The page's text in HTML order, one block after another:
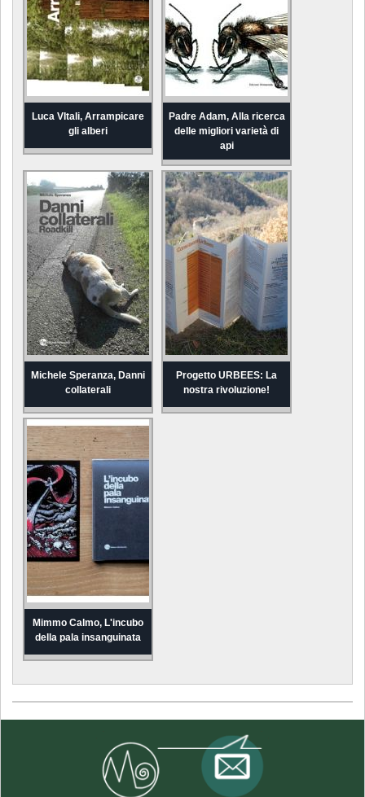
Luca VItali, Arrampicare
gli alberi
Padre Adam, Alla ricerca
delle migliori varietà di
api
Michele Speranza, Danni
collaterali
Progetto URBEES: La
nostra rivoluzione!
Mimmo Calmo, L'incubo
della pala insanguinata